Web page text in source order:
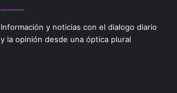
Información y noticias con el dialogo diario
y la opinión desde una óptica plural